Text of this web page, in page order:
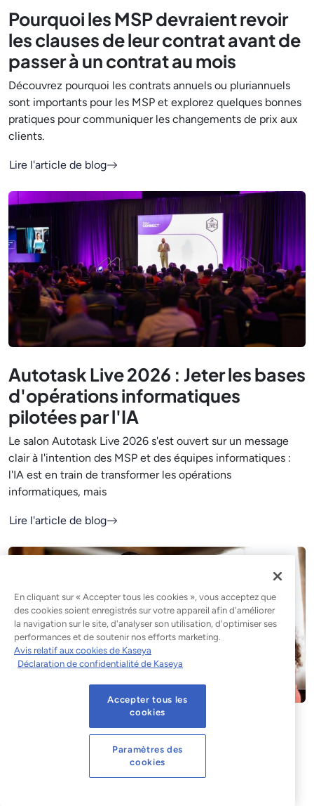
Pourquoi les MSP devraient revoir
les clauses de leur contrat avant de
passer à un contrat au mois
Découvrez pourquoi les contrats annuels ou pluriannuels
sont importants pour les MSP et explorez quelques bonnes
pratiques pour communiquer les changements de prix aux
clients.
Lire l'article de blog
Autotask Live 2026 : Jeter les bases
d'opérations informatiques
pilotées par l'IA
Le salon Autotask Live 2026 s'est ouvert sur un message
clair à l'intention des MSP et des équipes informatiques :
l'IA est en train de transformer les opérations
informatiques, mais
Lire l'article de blog
Pourquoi la gestion de votre MSP
semble plus difficile en 2026 (et
comment y remédier)
En cliquant sur « Accepter tous les cookies », vous acceptez que
des cookies soient enregistrés sur votre appareil afin d'améliorer
la navigation sur le site, d'analyser son utilisation, d'optimiser ses
performances et de soutenir nos efforts marketing.
Avis relatif aux cookies de Kaseya
Déclaration de confidentialité de Kaseya
Accepter tous les
cookies
Paramètres des
cookies